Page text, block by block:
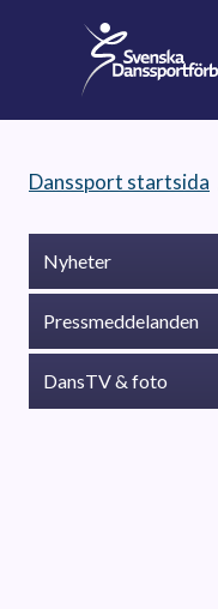
Danssport startsida
Nyheter
Pressmeddelanden
DansTV & foto